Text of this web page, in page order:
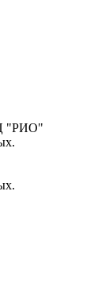
"РИО"